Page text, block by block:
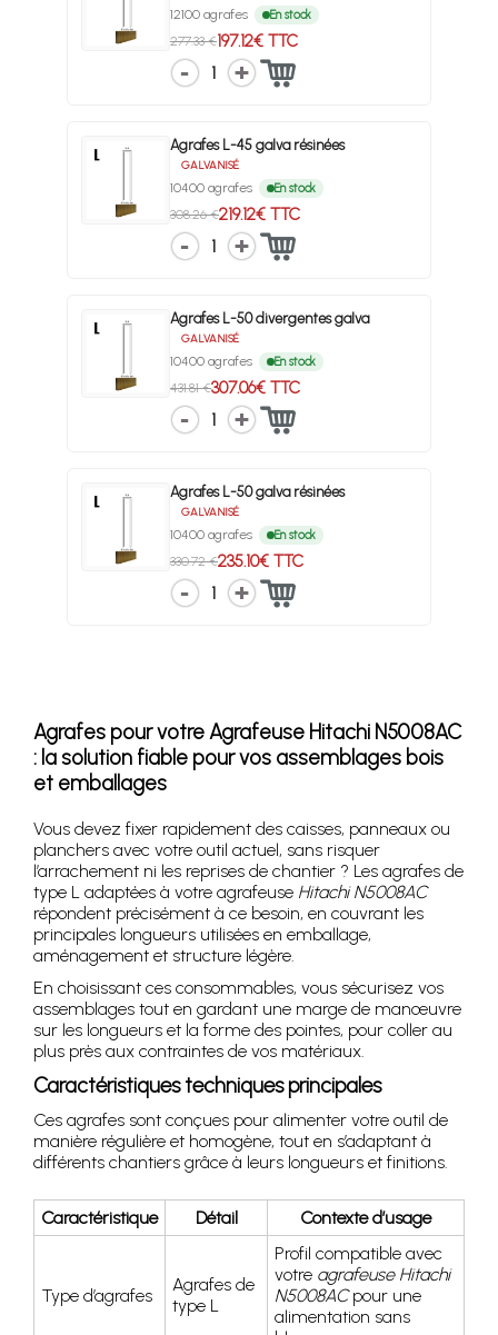
12100 agrafes En stock
277.33 €197.12€ TTC
1
Agrafes L-45 galva résinées
GALVANISÉ
10400 agrafes En stock
308.26 €219.12€ TTC
1
Agrafes L-50 divergentes galva
GALVANISÉ
10400 agrafes En stock
431.81 €307.06€ TTC
1
Agrafes L-50 galva résinées
GALVANISÉ
10400 agrafes En stock
330.72 €235.10€ TTC
1
Agrafes pour votre Agrafeuse Hitachi N5008AC
: la solution fiable pour vos assemblages bois
et emballages
Vous devez fixer rapidement des caisses, panneaux ou
planchers avec votre outil actuel, sans risquer
l’arrachement ni les reprises de chantier ? Les agrafes de
type L adaptées à votre agrafeuse Hitachi N5008AC
répondent précisément à ce besoin, en couvrant les
principales longueurs utilisées en emballage,
aménagement et structure légère.
En choisissant ces consommables, vous sécurisez vos
assemblages tout en gardant une marge de manœuvre
sur les longueurs et la forme des pointes, pour coller au
plus près aux contraintes de vos matériaux.
Caractéristiques techniques principales
Ces agrafes sont conçues pour alimenter votre outil de
manière régulière et homogène, tout en s’adaptant à
différents chantiers grâce à leurs longueurs et finitions.
Caractéristique Détail Contexte d’usage
Type d’agrafes
Agrafes de
type L
Profil compatible avec
votre agrafeuse Hitachi
N5008ACpour une
alimentation sans